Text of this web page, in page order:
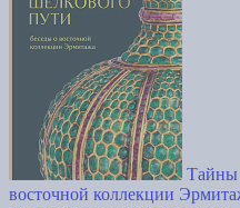
Тайны
восточной коллекции